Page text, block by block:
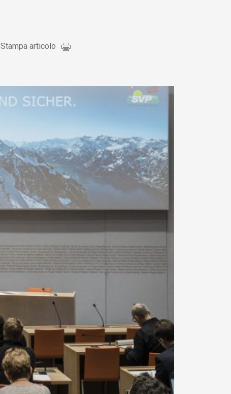
Stampa articolo